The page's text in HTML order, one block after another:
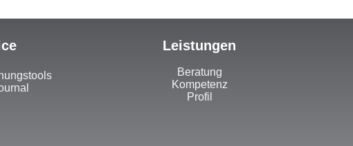
Leistungen
Beratung
Kompetenz
Profil